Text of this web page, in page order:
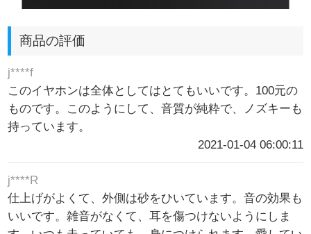
商品の評価
j****f
このイヤホンは全体としてはとてもいいです。100元の
ものです。このようにして、音質が純粋で、ノズキーも
持っています。
2021-01-04 06:00:11
j****R
仕上げがよくて、外側は砂をひいています。音の効果も
いいです。雑音がなくて、耳を傷つけないようにしま